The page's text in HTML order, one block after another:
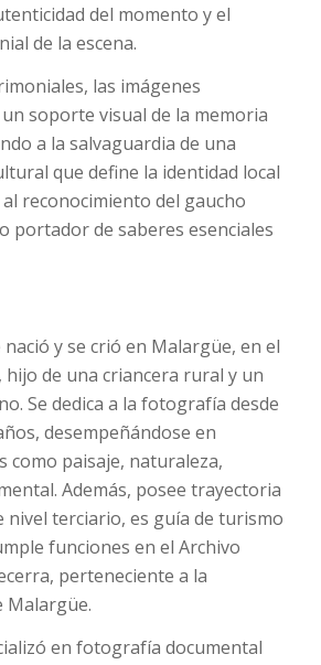
del momento y el
de la escena.
las imágenes
soporte visual de la memoria
a la salvaguardia de una
que define la identidad local
reconocimiento del gaucho
portador de saberes esenciales
y se crió en Malargüe, en el
hijo de una criancera rural y un
Se dedica a la fotografía desde
desempeñándose en
como paisaje, naturaleza,
Además, posee trayectoria
nivel terciario, es guía de turismo
funciones en el Archivo
perteneciente a la
Malargüe.
en fotografía documental